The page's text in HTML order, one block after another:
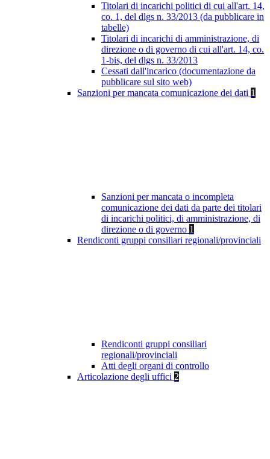
Titolari di incarichi politici di cui all'art. 14,
co. 1, del dlgs n. 33/2013 (da pubblicare in
tabelle)
Titolari di incarichi di amministrazione, di
direzione o di governo di cui all'art. 14, co.
1-bis, del dlgs n. 33/2013
Cessati dall'incarico (documentazione da
pubblicare sul sito web)
Sanzioni per mancata comunicazione dei dati 1
Sanzioni per mancata o incompleta
comunicazione dei dati da parte dei titolari
di incarichi politici, di amministrazione, di
direzione o di governo 1
Rendiconti gruppi consiliari regionali/provinciali
Rendiconti gruppi consiliari
regionali/provinciali
Atti degli organi di controllo
Articolazione degli uffici 2